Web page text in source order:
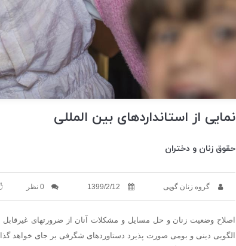
نمایی از استانداردهای بین المللی
حقوق زنان و دختران
گروه زنان گوپی 1399/2/12 0 نظر
اصلاح وضعیت زنان و حل مسایل و مشکلات آنان از ضرورتهای
الگویی دینی و بومی صورت پذیرد دستاوردهای شگرفی بر جای خواهد